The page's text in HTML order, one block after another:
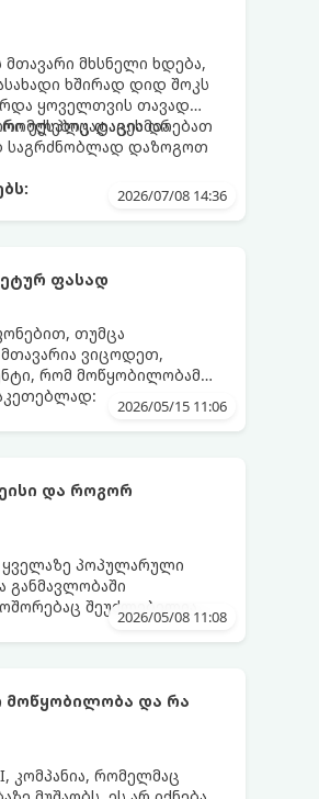
მხსნელი ხდება,
ხშირად დიდ შოკს
ყოველთვის თავად
ექსპლუატაცია და
რომლებიც დაგეხმარებათ
საგრძნობლად დაზოგოთ
2026/07/08 14:36
ფასად
თუმცა
მთავარია ვიცოდეთ,
რომ მოწყობილობამ
2026/05/15 11:06
და როგორ
პოპულარული
განმავლობაში
შეუძლებელია,
სახეს დაუბრუნებს.
2026/05/08 11:08
მოწყობილობა და რა
რომელმაც